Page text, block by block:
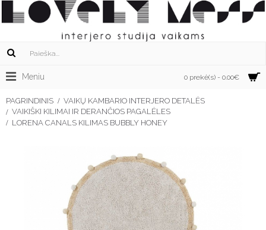
0 prekė(s) - 0.00€
Meniu
PAGRINDINIS
VAIKŲ KAMBARIO INTERJERO DETALĖS
VAIKIŠKI KILIMAI IR DERANČIOS PAGALĖLES
LORENA CANALS KILIMAS BUBBLY HONEY